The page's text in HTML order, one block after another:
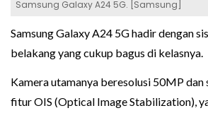
Samsung Galaxy A24 5G. [Samsung]
Samsung Galaxy A24 5G hadir dengan
belakang yang cukup bagus di kelasnya.
Kamera utamanya beresolusi 50MP dan
fitur OIS (Optical Image Stabilization),